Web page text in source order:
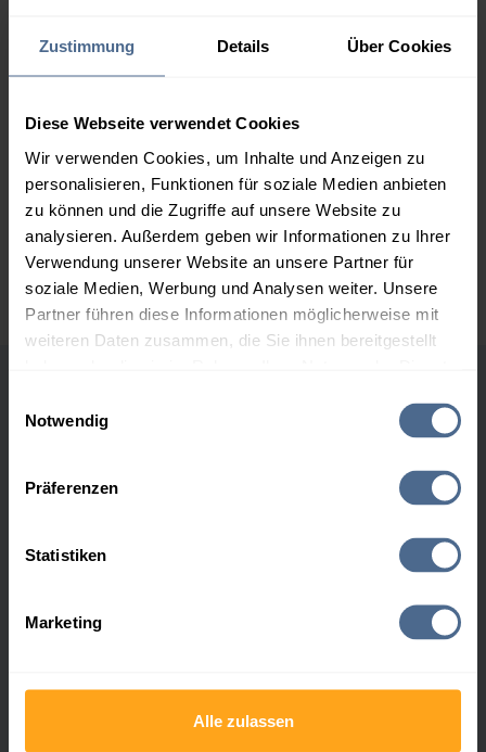
Zustimmung Details Über Cookies
Diese Webseite verwendet Cookies
Wir verwenden Cookies, um Inhalte und Anzeigen zu
personalisieren, Funktionen für soziale Medien anbieten
zu können und die Zugriffe auf unsere Website zu
analysieren. Außerdem geben wir Informationen zu Ihrer
Verwendung unserer Website an unsere Partner für
soziale Medien, Werbung und Analysen weiter. Unsere
Partner führen diese Informationen möglicherweise mit
weiteren Daten zusammen, die Sie ihnen bereitgestellt
Notwendig
Präferenzen
Statistiken
Marketing
Alle zulassen
2.000 Liter 0,00 €
3.000 Liter
163,19 €
5.000 Liter
161,68 €
161,68 €
0,00 €
Preise für Heizöl in Standardqualität nach Ö-Norm C 1109 in € / 100
Liter inkl. MwSt. und Lieferung bei einer Lieferstelle.
Höchst- und Tiefststände der
Heizölpreise in Schwadorf
30.07.2026
3 Monate 174,21 € 30.07.2026
198,11 €